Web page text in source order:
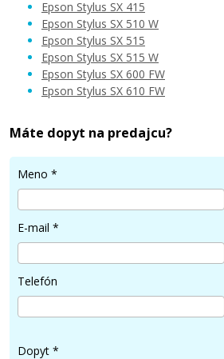
Pridať do
Originálna náplň EPSON
16,90 €
Pridať do
Epson Stylus SX 415
Epson Stylus SX 510 W
Epson Stylus SX 515
Epson Stylus SX 515 W
Epson Stylus SX 600 FW
Epson Stylus SX 610 FW
Máte dopyt na predajcu?
Meno *
E-mail *
Telefón
Dopyt *